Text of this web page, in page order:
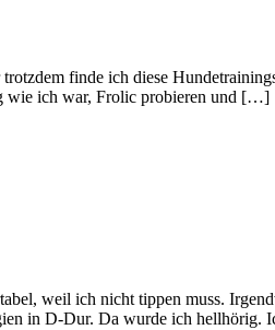
finde ich diese
wie ich war, Frolic probieren und […]
weil ich nicht tippen muss.
in D-Dur. Da wurde ich